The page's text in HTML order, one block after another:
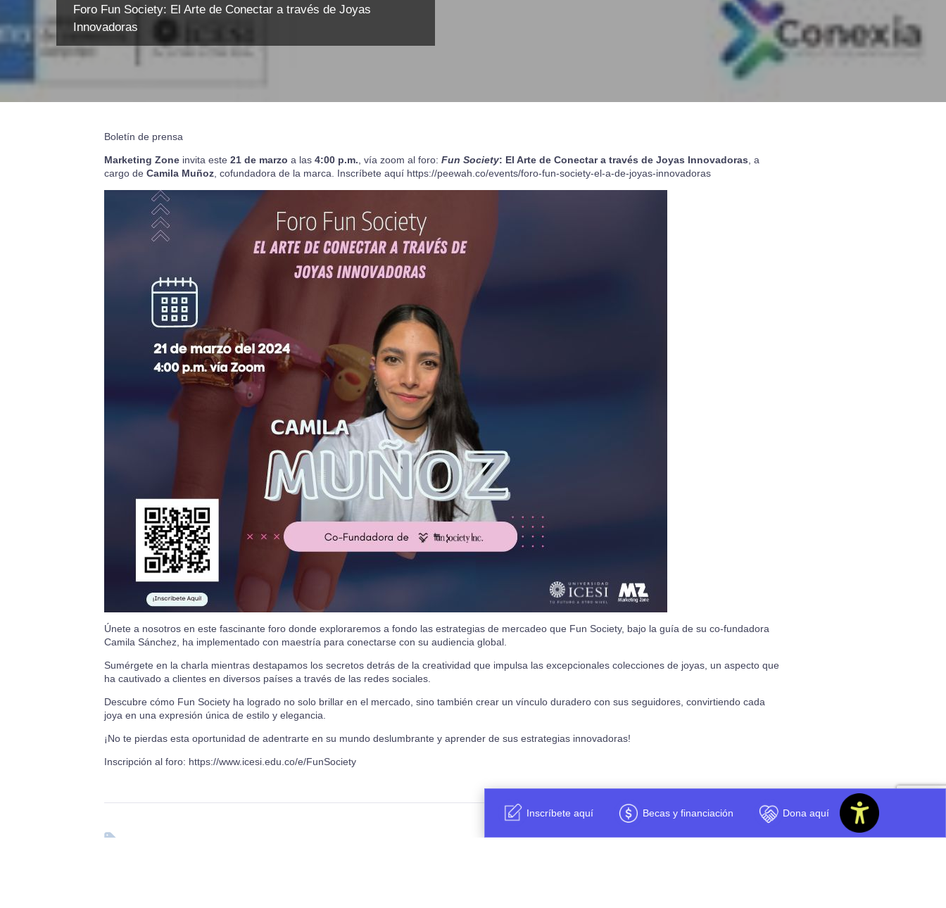
Foro Fun Society: El Arte de Conectar a través de Joyas
Innovadoras
Boletín de prensa
Marketing Zoneinvita este 21 de marzo a las 4:00 p.m. , vía zoom al foro: Fun Society: El Arte de Conectar a través de Joyas Innovadoras , a
cargo de Camila Muñoz, cofundadora de la marca. Inscríbete aquí https://peewah.co/events/foro-fun-society-el-a-de-joyas-innovadoras
Únete a nosotros en este fascinante foro donde exploraremos a fondo las estrategias de mercadeo que Fun Society, bajo la guía de su co-fundadora
Camila Sánchez, ha implementado con maestría para conectarse con su audiencia global.
Sumérgete en la charla mientras destapamos los secretos detrás de la creatividad que impulsa las excepcionales colecciones de joyas, un aspecto que
ha cautivado a clientes en diversos países a través de las redes sociales.
Descubre cómo Fun Society ha logrado no solo brillar en el mercado, sino también crear un vínculo duradero con sus seguidores, convirtiendo cada
joya en una expresión única de estilo y elegancia.
¡No te pierdas esta oportunidad de adentrarte en su mundo deslumbrante y aprender de sus estrategias innovadoras!
Inscripción al foro: https://www.icesi.edu.co/e/FunSociety
Compartir
Inscríbete aquí Becas y financiación Dona aquí